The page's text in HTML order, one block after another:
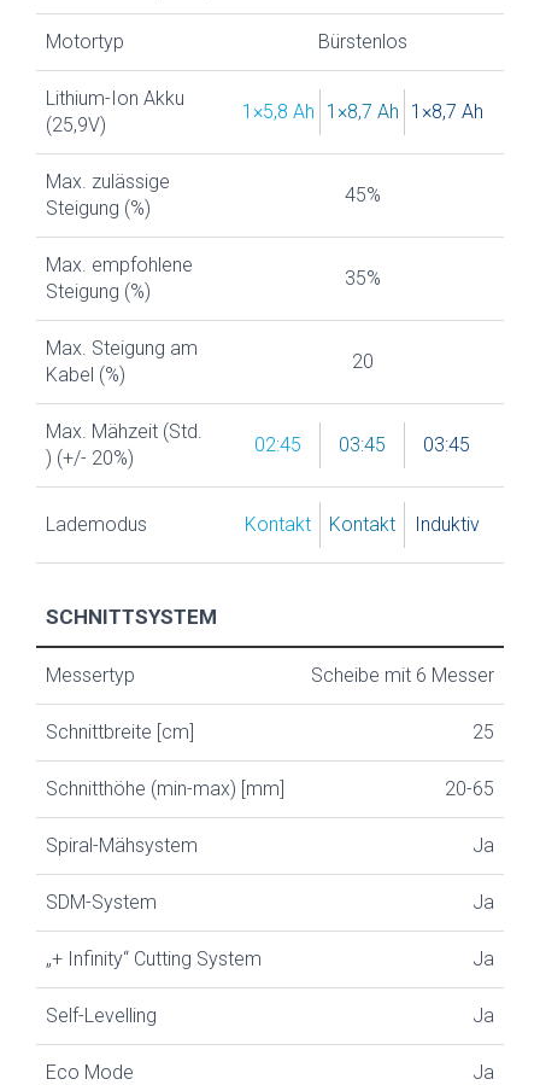
Motortyp Bürstenlos
Lithium-Ion Akku
(25,9V)
1×5,8 Ah 1×8,7 Ah 1×8,7 Ah
Max. zulässige
Steigung (%)
45%
Max. empfohlene
Steigung (%)
35%
Max. Steigung am
Kabel (%)
20
Max. Mähzeit (Std.
) (+/- 20%)
02:45 03:45 03:45
Lademodus Kontakt Kontakt Induktiv
SCHNITTSYSTEM
Messertyp Scheibe mit 6 Messer
Schnittbreite [cm] 25
Schnitthöhe (min-max) [mm] 20-65
Spiral-Mähsystem Ja
SDM-System Ja
„+ Infinity“ Cutting System Ja
Self-Levelling Ja
Eco Mode Ja